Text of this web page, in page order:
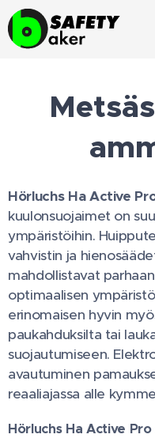
Hörluchs Ha Active
kuulonsuojaimet on
ympäristöihin.
vahvistin ja
mahdollistavat
optimaalisen
erinomaisen hyvin
paukahduksilta tai
suojautumiseen.
avautuminen
reaaliajassa alle
Hörluchs Ha Active Pro